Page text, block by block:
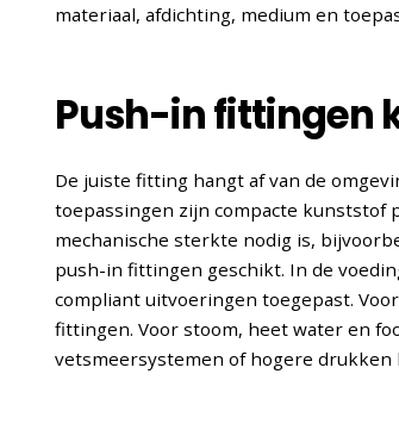
materiaal, afdichting, medium en
Push-in fittingen
De juiste fitting hangt af van de
toepassingen zijn compacte kunststof
mechanische sterkte nodig is,
push-in fittingen geschikt. In de
compliant uitvoeringen toegepast.
fittingen. Voor stoom, heet water en
vetsmeersystemen of hogere